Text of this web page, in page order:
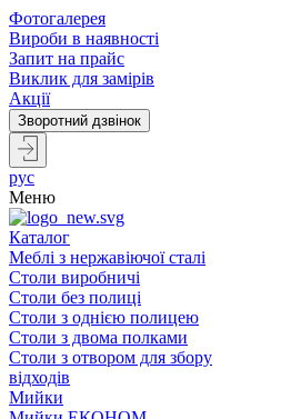
Фотогалерея
Вироби в наявності
Запит на прайс
Виклик для замірів
Акції
рус
Меню
Каталог
Меблі з нержавіючої сталі
Столи виробничі
Столи без полиці
Столи з однією полицею
Столи з двома полками
Столи з отвором для збору
відходів
Мийки